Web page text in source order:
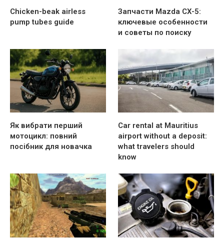
Chicken-beak airless
pump tubes guide
Запчасти Mazda CX-5:
ключевые особенности
и советы по поиску
Як вибрати перший
мотоцикл: повний
посібник для новачка
Car rental at Mauritius
airport without a deposit:
what travelers should
know